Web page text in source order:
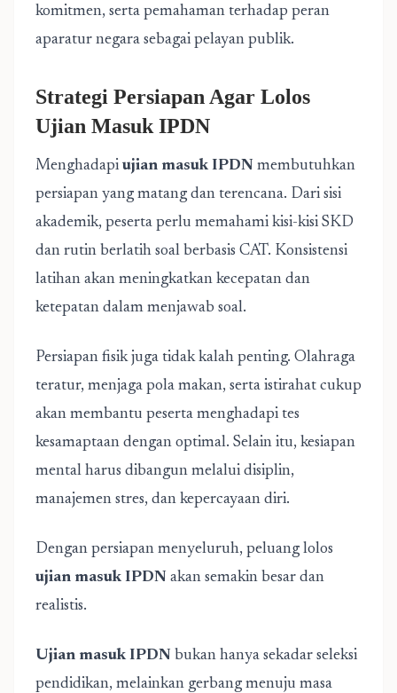
komitmen, serta pemahaman terhadap peran
aparatur negara sebagai pelayan publik.
Strategi Persiapan Agar Lolos
Ujian Masuk IPDN
Menghadapi ujian masuk IPDN membutuhkan
persiapan yang matang dan terencana. Dari sisi
akademik, peserta perlu memahami kisi-kisi SKD
dan rutin berlatih soal berbasis CAT. Konsistensi
latihan akan meningkatkan kecepatan dan
ketepatan dalam menjawab soal.
Persiapan fisik juga tidak kalah penting. Olahraga
teratur, menjaga pola makan, serta istirahat cukup
akan membantu peserta menghadapi tes
kesamaptaan dengan optimal. Selain itu, kesiapan
mental harus dibangun melalui disiplin,
manajemen stres, dan kepercayaan diri.
Dengan persiapan menyeluruh, peluang lolos
ujian masuk IPDN akan semakin besar dan
realistis.
Ujian masuk IPDN bukan hanya sekadar seleksi
pendidikan, melainkan gerbang menuju masa